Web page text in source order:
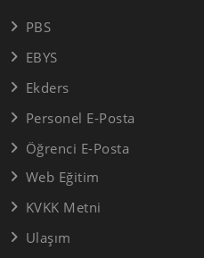
PBS
EBYS
Ekders
Personel E-Posta
Öğrenci E-Posta
Web Eğitim
KVKK Metni
Ulaşım